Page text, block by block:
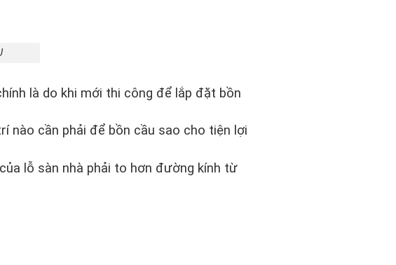
là do khi mới thi công để lắp đặt bồn
nào cần phải để bồn cầu sao cho tiện lợi
lỗ sàn nhà phải to hơn đường kính từ